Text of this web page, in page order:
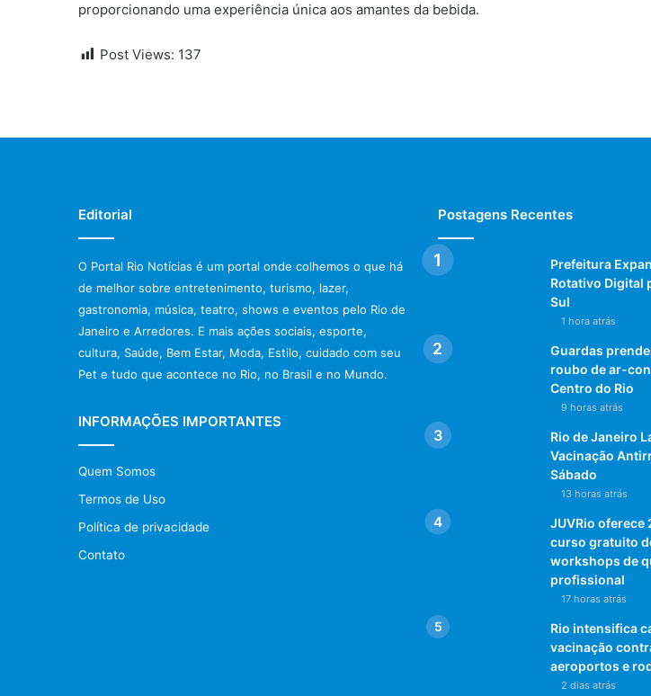
proporcionando uma experiência única aos amantes da bebida.
Post Views: 137
Editorial
O Portal Rio Notícias é um portal onde colhemos o que há
de melhor sobre entretenimento, turismo, lazer,
gastronomia, música, teatro, shows e eventos pelo Rio de
Janeiro e Arredores. E mais ações sociais, esporte,
cultura, Saúde, Bem Estar, Moda, Estilo, cuidado com seu
Pet e tudo que acontece no Rio, no Brasil e no Mundo.
INFORMAÇÕES IMPORTANTES
Quem Somos
Termos de Uso
Política de privacidade
Contato
Postagens Recentes
Prefeitura
Rotativo Digital
Sul
1 hora atrás
Guardas
roubo de ar-
Centro do Rio
9 horas atrás
Rio de Janeiro
Vacinação
Sábado
13 horas atrás
JUVRio oferece
curso gratuito
workshops de
profissional
17 horas atrás
Rio intensifica
vacinação
aeroportos e
2 dias atrás